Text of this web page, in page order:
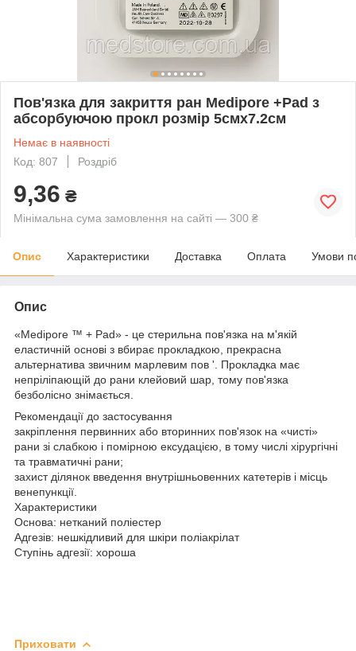
Пов'язка для закриття ран Medipore +Pad з
абсорбуючою прокл розмір 5смх7.2см
Немає в наявності
Код: 807
Роздріб
9,36 ₴
Мінімальна сума замовлення на сайті — 300 ₴
Опис Характеристики Доставка Оплата Умови
Опис
«Medipore ™ + Pad» - це стерильна пов'язка на м'якій
еластичній основі з вбирає прокладкою, прекрасна
альтернатива звичним марлевим пов '. Прокладка має
непріліпающій до рани клейовий шар, тому пов'язка
безболісно знімається.
Рекомендації до застосування
закріплення первинних або вторинних пов'язок на «чисті»
рани зі слабкою і помірною ексудацією, в тому числі хірургічні
та травматичні рани;
захист ділянок введення внутрішньовенних катетерів і місць
венепункції.
Характеристики
Основа: нетканий поліестер
Адгезів: нешкідливий для шкіри поліакрілат
Ступінь адгезії: хороша
Приховати